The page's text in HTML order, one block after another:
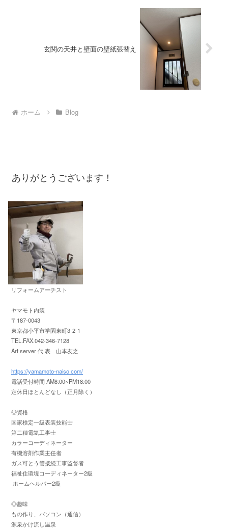
玄関の天井と壁面の壁紙張替え
ホーム Blog
ありがとうございます！
リフォームアーチスト
ヤマモト内装
〒187-0043
東京都小平市学園東町3-2-1
TEL.FAX.042-346-7128
Art server 代 表 山本友之
https://yamamoto-naiso.com/
電話受付時間 AM8:00~PM18:00
定休日ほとんどなし（正月除く）
◎資格
国家検定一級表装技能士
第二種電気工事士
カラーコーディネーター
有機溶剤作業主任者
ガス可とう管接続工事監督者
福祉住環境コーディネーター2級
ホームヘルパー2級
◎趣味
もの作り、パソコン（通信）
源泉かけ流し温泉